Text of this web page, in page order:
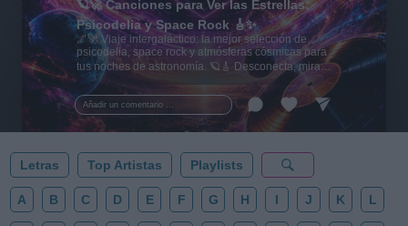
Añadir un comentario ...
🪐🚀 Canciones para Ver las Estrellas:
Psicodelia y Space Rock 🎸✨
🌌🚀 Viaje intergaláctico: la mejor selección de
psicodelia, space rock y atmósferas cósmicas para
tus noches de astronomía. 🪐🎸 Desconecta, mira
al firmamento y siente la gravedad cero. 💾 ¡Guarda
esta colección para tu próxima noche estrellada!
✨⭐
Letras Top Artistas Playlists
A B C D E F G H I J K L